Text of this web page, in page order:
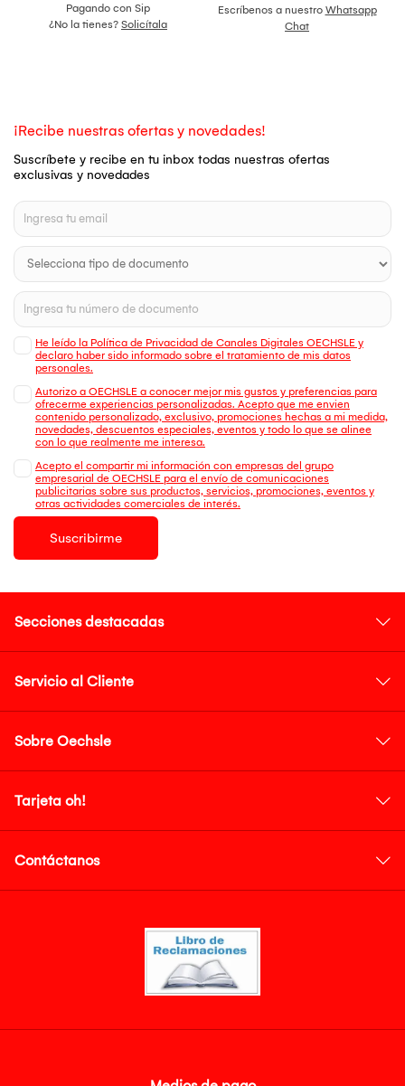
Pagando con Sip
¿No la tienes? Solicítala
Escríbenos a nuestro Whatsapp
Chat
¡Recibe nuestras ofertas y novedades!
Suscríbete y recibe en tu inbox todas nuestras ofertas
exclusivas y novedades
He leído la Política de Privacidad de Canales Digitales OECHSLE y
declaro haber sido informado sobre el tratamiento de mis datos
personales.
Autorizo a OECHSLE a conocer mejor mis gustos y preferencias para
ofrecerme experiencias personalizadas. Acepto que me envien
contenido personalizado, exclusivo, promociones hechas a mi medida,
novedades, descuentos especiales, eventos y todo lo que se alinee
con lo que realmente me interesa.
Acepto el compartir mi información con empresas del grupo
empresarial de OECHSLE para el envío de comunicaciones
publicitarias sobre sus productos, servicios, promociones, eventos y
otras actividades comerciales de interés.
Suscribirme
Secciones destacadas
Servicio al Cliente
Sobre Oechsle
Tarjeta oh!
Contáctanos